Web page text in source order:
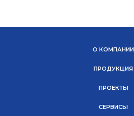
О КОМПАНИИ
ПРОДУКЦИЯ
ПРОЕКТЫ
СЕРВИСЫ